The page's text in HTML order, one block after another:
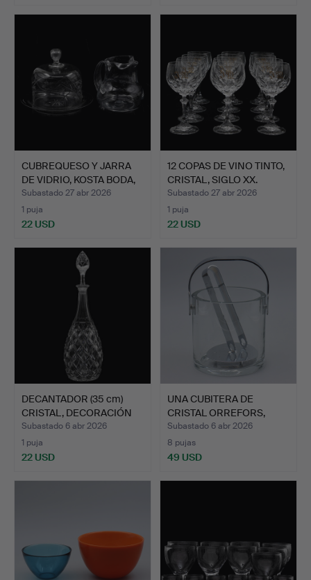
CUBREQUESO Y JARRA
DE VIDRIO, KOSTA BODA,
…
Subastado 27 abr 2026
1 puja
22 USD
12 COPAS DE VINO TINTO,
CRISTAL, SIGLO XX.
Subastado 27 abr 2026
1 puja
22 USD
DECANTADOR (35 cm)
CRISTAL, DECORACIÓN
TAL…
Subastado 6 abr 2026
1 puja
22 USD
UNA CUBITERA DE
CRISTAL ORREFORS,
SIGLO XX.
Subastado 6 abr 2026
8 pujas
49 USD